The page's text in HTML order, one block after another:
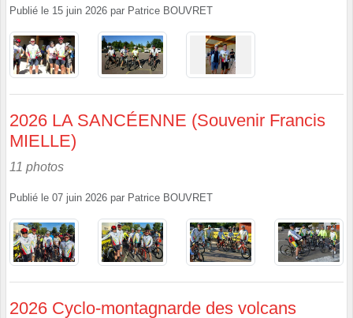
Publié le 15 juin 2026 par Patrice BOUVRET
2026 LA SANCÉENNE (Souvenir Francis
MIELLE)
11 photos
Publié le 07 juin 2026 par Patrice BOUVRET
2026 Cyclo-montagnarde des volcans